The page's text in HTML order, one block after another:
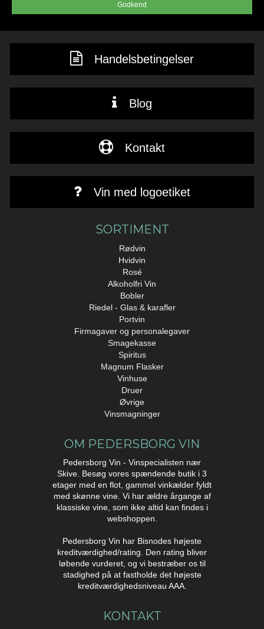
Godkend
Handelsbetingelser
Blog
Kontakt
Vin med logoetiket
SORTIMENT
Rødvin
Hvidvin
Rosé
Alkoholfri Vin
Bobler
Riedel - Glas & karafler
Portvin
Firmagaver og personalegaver
Smagekasse
Spiritus
Magnum Flasker
Vinhuse
Druer
Øvrige
Vinsmagninger
OM PEDERSBORG VIN
Pedersborg Vin - Vinspecialisten nær
Skive. Besøg vores spændende butik i 3
etager med en flot, gammel vinkælder fyldt
med skønne vine. Vi har ældre årgange af
klassiske vine, som ikke altid kan findes i
webshoppen.
Pedersborg Vin har Bisnodes højeste
kreditværdighed/rating. Den rating bliver
løbende vurderet, og vi bestræber os til
stadighed på at fastholde det højeste
kreditværdighedsniveau AAA.
KONTAKT